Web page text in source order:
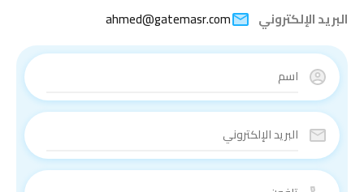
البريد الإلكتروني
ahmed@gatemasr.com